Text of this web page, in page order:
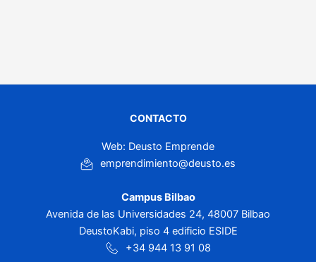
CONTACTO
Web: Deusto Emprende
emprendimiento@deusto.es
Campus Bilbao
Avenida de las Universidades 24, 48007 Bilbao
DeustoKabi, piso 4 edificio ESIDE
+34 944 13 91 08